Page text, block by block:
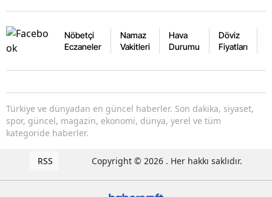
Nöbetçi
Eczaneler
Namaz
Vakitleri
Hava
Durumu
Döviz
Fiyatları
Türkiye ve dünyadan en güncel haberler. Son dakika, siyaset,
spor, güncel, magazin, ekonomi, dünya, yerel ve tüm
kategoride haberler.
RSS Copyright © 2026 . Her hakkı saklıdır.